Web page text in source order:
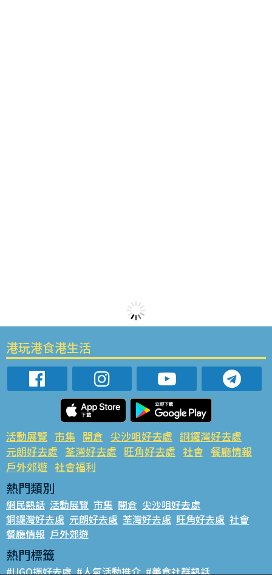
港玩港食港生活
活動展覽 市集 開倉 尖沙咀好去處 銅鑼灣好去處
元朗好去處 荃灣好去處 旺角好去處 社會 餐廳情報
戶外郊遊 社會福利
熱門類別
網民熱話 活動展覽 市集 開倉 尖沙咀好去處
銅鑼灣好去處 元朗好去處 荃灣好去處 旺角好去處 社會
餐廳情報 戶外郊遊
熱門標籤
#UGO搵好去處 #人氣活動推介 #美食社群熱話